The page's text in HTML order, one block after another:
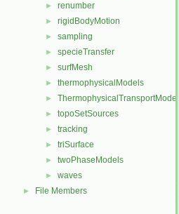
► renumber
► rigidBodyMotion
► sampling
► specieTransfer
► surfMesh
► thermophysicalModels
► ThermophysicalTransportModels
► topoSetSources
► tracking
► triSurface
► twoPhaseModels
► waves
► File Members